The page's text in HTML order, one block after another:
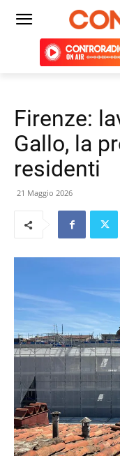
Firenze:
Gallo, la
residenti
21 Maggio 2026